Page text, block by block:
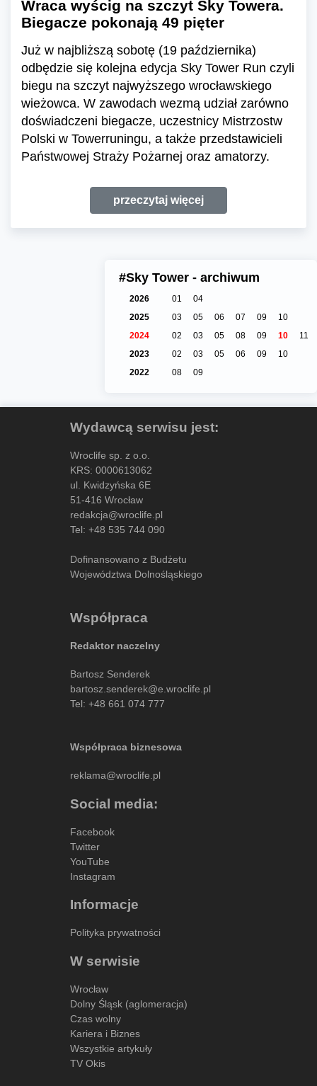
Wraca wyścig na szczyt Sky Towera.
Biegacze pokonają 49 pięter
Już w najbliższą sobotę (19 października)
odbędzie się kolejna edycja Sky Tower Run czyli
biegu na szczyt najwyższego wrocławskiego
wieżowca. W zawodach wezmą udział zarówno
doświadczeni biegacze, uczestnicy Mistrzostw
Polski w Towerruningu, a także przedstawicieli
Państwowej Straży Pożarnej oraz amatorzy.
przeczytaj więcej
#Sky Tower - archiwum
2026 01
04
2025
03 05 06 07 09
10
2024
02 03 05 08 09 10
11
2023
02 03 05 06 09
10
2022
08 09
Wydawcą serwisu jest:
Wroclife sp. z o.o.
KRS: 0000613062
ul. Kwidzyńska 6E
51-416 Wrocław
redakcja@wroclife.pl
Tel: +48 535 744 090
Dofinansowano z Budżetu
Województwa Dolnośląskiego
Współpraca
Redaktor naczelny
Bartosz Senderek
bartosz.senderek@e.wroclife.pl
Tel: +48 661 074 777
Współpraca biznesowa
reklama@wroclife.pl
Social media:
Facebook
Twitter
YouTube
Instagram
Informacje
Polityka prywatności
W serwisie
Wrocław
Dolny Śląsk (aglomeracja)
Czas wolny
Kariera i Biznes
Wszystkie artykuły
TV Okis